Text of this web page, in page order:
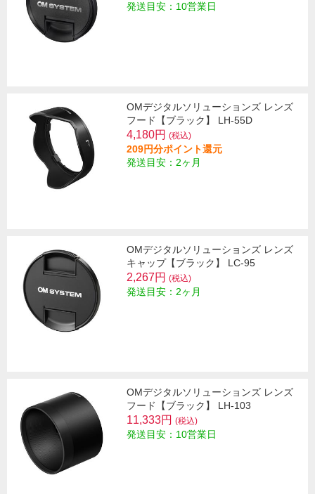
発送目安：10営業日
OMデジタルソリューションズ レンズ
フード【ブラック】 LH-55D
4,180円 (税込)
209円分ポイント還元
発送目安：2ヶ月
OMデジタルソリューションズ レンズ
キャップ【ブラック】 LC-95
2,267円 (税込)
発送目安：2ヶ月
OMデジタルソリューションズ レンズ
フード【ブラック】 LH-103
11,333円 (税込)
発送目安：10営業日